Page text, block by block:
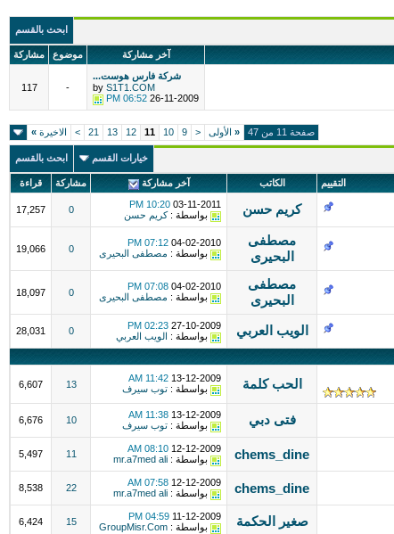
ابحث بالقسم
آخر مشاركة موضوع مشاركة
شركة فارس هوست...
by S1T1.COM
26-11-2009
06:52 PM
-
117
صفحة 11 من 47 « الأولى <
9
10
11
12
13
21
> الاخيرة »
خيارات القسم ابحث بالقسم
التقييم الكاتب آخر مشاركة مشاركة قراءة
كريم حسن 03-11-2011
10:20 PM
بواسطة :كريم حسن 0
17,257
مصطفى
البحيرى
04-02-2010
07:12 PM
بواسطة : مصطفى البحيرى 0
19,066
مصطفى
البحيرى
04-02-2010
07:08 PM
بواسطة : مصطفى البحيرى 0
18,097
الويب العربي 27-10-2009
02:23 PM
بواسطة :
الويب العربي 0
28,031
الحب كلمة 13-12-2009
11:42 AM
بواسطة : توب سيرف 13
6,607
فتى دبي 13-12-2009
11:38 AM
بواسطة : توب سيرف 10
6,676
chems_dine
12-12-2009
08:10 AM
بواسطة : mr.a7med ali
11
5,497
chems_dine
12-12-2009
07:58 AM
بواسطة : mr.a7med ali
22
8,538
صغير الحكمة 11-12-2009
04:59 PM
بواسطة : GroupMisr.Com
15
6,424